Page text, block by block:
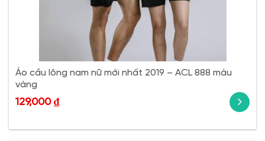
Áo cầu lông nam nữ mới nhất 2019 – ACL 888 màu
vàng
129,000 ₫